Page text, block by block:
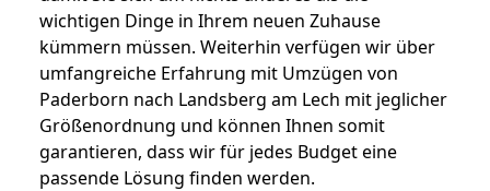
wichtigen Dinge in Ihrem neuen Zuhause
kümmern müssen. Weiterhin verfügen wir über
umfangreiche Erfahrung mit Umzügen von
Paderborn nach Landsberg am Lech mit jeglicher
Größenordnung und können Ihnen somit
garantieren, dass wir für jedes Budget eine
passende Lösung finden werden.